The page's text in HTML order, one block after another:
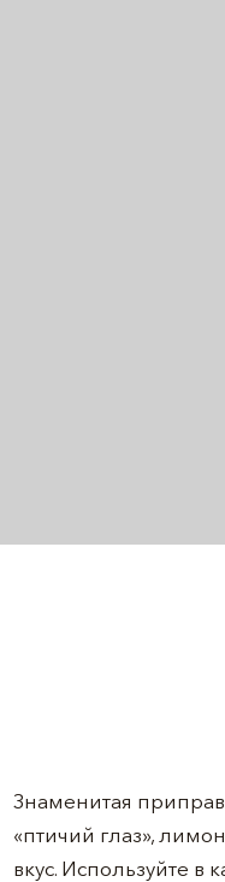
Знаменитая
«птичий глаз»,
вкус. Используйте